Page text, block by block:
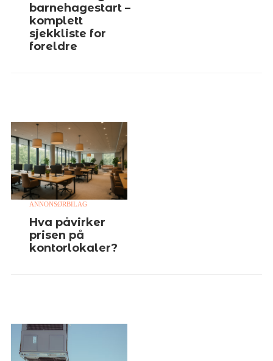
barnehagestart –
komplett
sjekkliste for
foreldre
ANNONSØRBILAG
Hva påvirker
prisen på
kontorlokaler?